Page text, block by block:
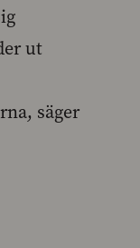
ut
säger